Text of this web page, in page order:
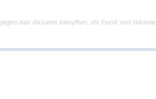
das Absurde kämpften, als Feind und Häresie.